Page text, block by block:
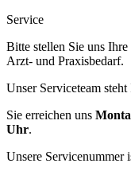
Service
Bitte stellen Sie uns
Arzt- und Praxisbedarf.
Unser Serviceteam
Sie erreichen uns
Uhr.
Unsere Servicenummer